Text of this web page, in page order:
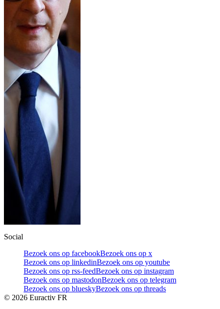
Social
Bezoek ons op facebookBezoek ons op x
Bezoek ons op linkedinBezoek ons op youtube
Bezoek ons op rss-feedBezoek ons op instagram
Bezoek ons op mastodonBezoek ons op telegram
Bezoek ons op blueskyBezoek ons op threads
© 2026 Euractiv FR